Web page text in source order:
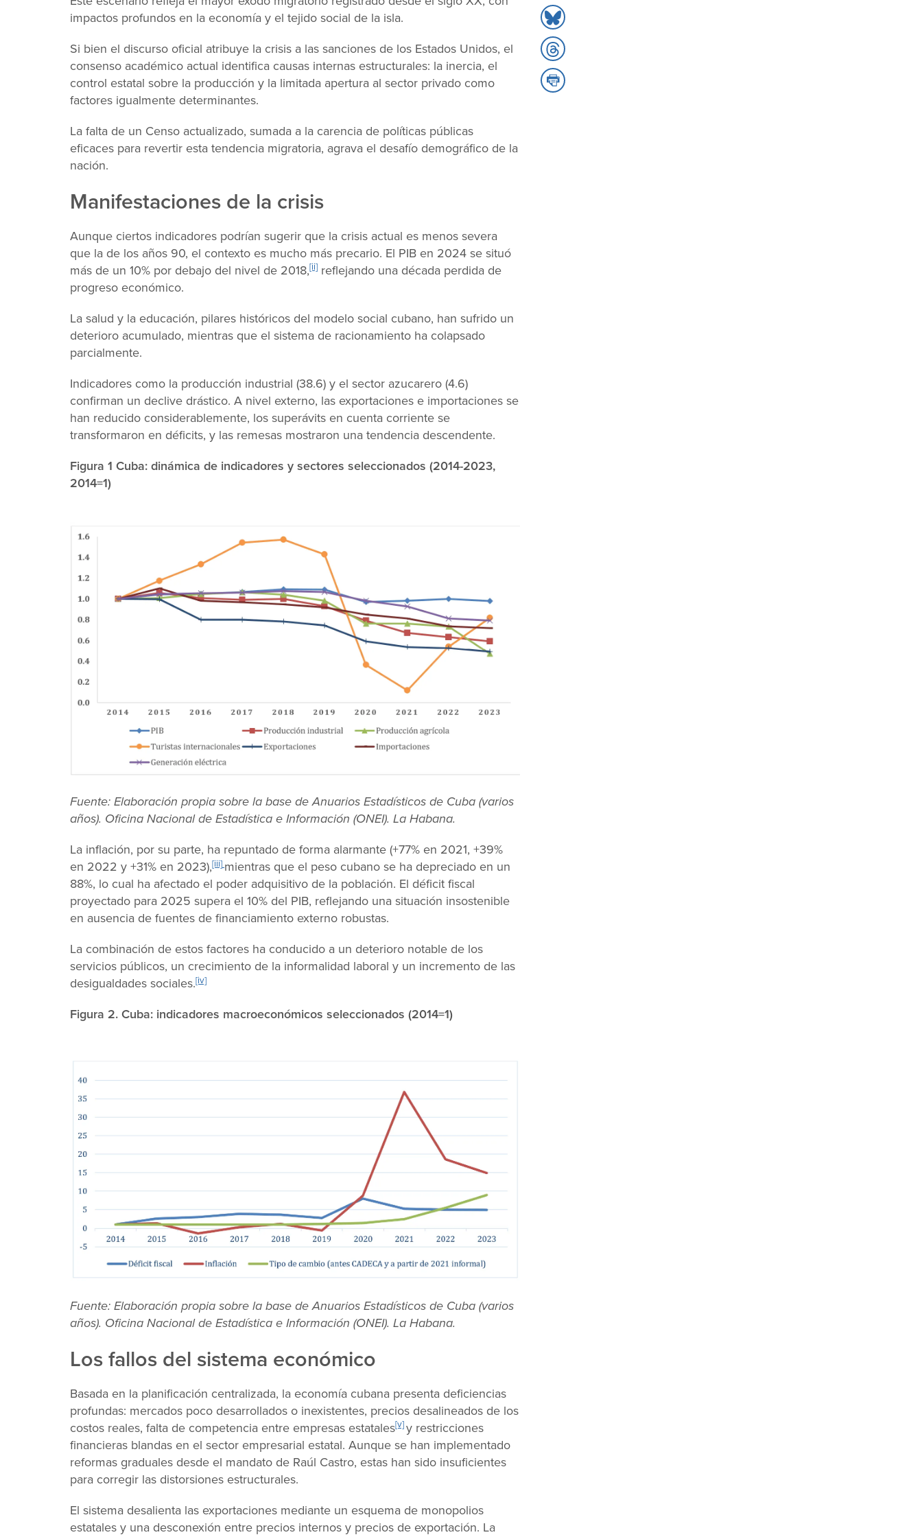
impactos profundos en la economía y el tejido social de la isla.
Si bien el discurso oficial atribuye la crisis a las sanciones de los Estados Unidos, el
consenso académico actual identifica causas internas estructurales: la inercia, el
control estatal sobre la producción y la limitada apertura al sector privado como
factores igualmente determinantes.
La falta de un Censo actualizado, sumada a la carencia de políticas públicas
eficaces para revertir esta tendencia migratoria, agrava el desafío demográfico de la
nación.
Manifestaciones de la crisis
Aunque ciertos indicadores podrían sugerir que la crisis actual es menos severa
que la de los años 90, el contexto es mucho más precario. El PIB en 2024 se situó
más de un 10% por debajo del nivel de 2018,[ii] reflejando una década perdida de
progreso económico.
La salud y la educación, pilares históricos del modelo social cubano, han sufrido un
deterioro acumulado, mientras que el sistema de racionamiento ha colapsado
parcialmente.
Indicadores como la producción industrial (38.6) y el sector azucarero (4.6)
confirman un declive drástico. A nivel externo, las exportaciones e importaciones se
han reducido considerablemente, los superávits en cuenta corriente se
transformaron en déficits, y las remesas mostraron una tendencia descendente.
Figura 1 Cuba: dinámica de indicadores y sectores seleccionados (2014-2023,
2014=1)
Fuente: Elaboración propia sobre la base de Anuarios Estadísticos de Cuba (varios
años). Oficina Nacional de Estadística e Información (ONEI). La Habana.
La inflación, por su parte, ha repuntado de forma alarmante (+77% en 2021, +39%
en 2022 y +31% en 2023),[iii] mientras que el peso cubano se ha depreciado en un
88%, lo cual ha afectado el poder adquisitivo de la población. El déficit fiscal
proyectado para 2025 supera el 10% del PIB, reflejando una situación insostenible
en ausencia de fuentes de financiamiento externo robustas.
La combinación de estos factores ha conducido a un deterioro notable de los
servicios públicos, un crecimiento de la informalidad laboral y un incremento de las
desigualdades sociales.[iv]
Figura 2. Cuba: indicadores macroeconómicos seleccionados (2014=1)
Fuente: Elaboración propia sobre la base de Anuarios Estadísticos de Cuba (varios
años). Oficina Nacional de Estadística e Información (ONEI). La Habana.
Los fallos del sistema económico
Basada en la planificación centralizada, la economía cubana presenta deficiencias
profundas: mercados poco desarrollados o inexistentes, precios desalineados de los
costos reales, falta de competencia entre empresas estatales[v]y restricciones
financieras blandas en el sector empresarial estatal. Aunque se han implementado
reformas graduales desde el mandato de Raúl Castro, estas han sido insuficientes
para corregir las distorsiones estructurales.
El sistema desalienta las exportaciones mediante un esquema de monopolios
estatales y una desconexión entre precios internos y precios de exportación. La
LinkedIn
Share
to
Bluesky
Share
to
Threads
Share
to